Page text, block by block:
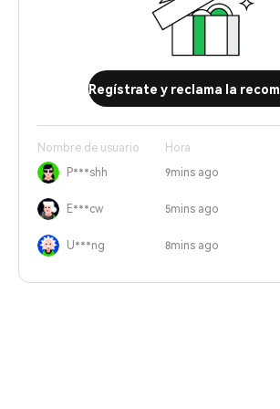
Regístrate y reclama la
Nombre de usuario Hora
P***shh
9mins ago
E***cw 5mins ago
U***ng 8mins ago